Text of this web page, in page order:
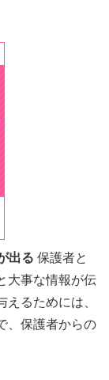
出る 保護者と
大事な情報が伝
るためには、
、保護者からの